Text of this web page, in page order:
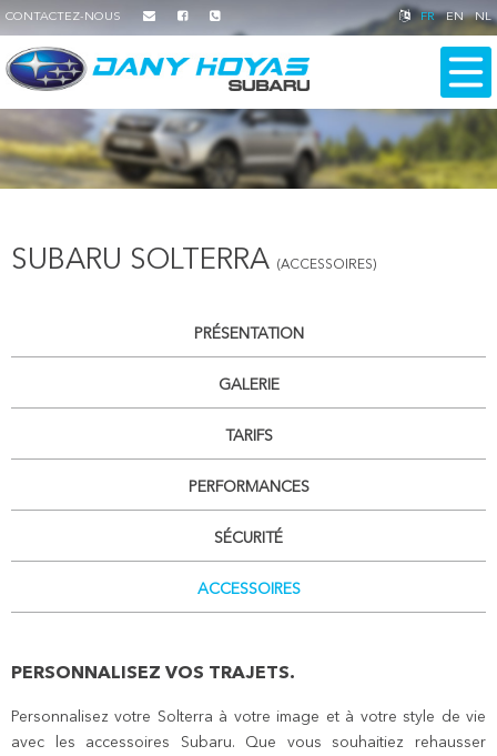
CONTACTEZ-NOUS FR EN NL
SUBARU SOLTERRA (ACCESSOIRES)
PRÉSENTATION
GALERIE
TARIFS
PERFORMANCES
SÉCURITÉ
ACCESSOIRES
PERSONNALISEZ VOS TRAJETS.
Personnalisez votre Solterra à votre image et à votre style de vie
avec les accessoires Subaru. Que vous souhaitiez rehausser